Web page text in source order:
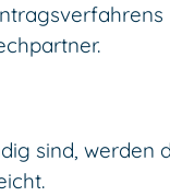
sind, werden